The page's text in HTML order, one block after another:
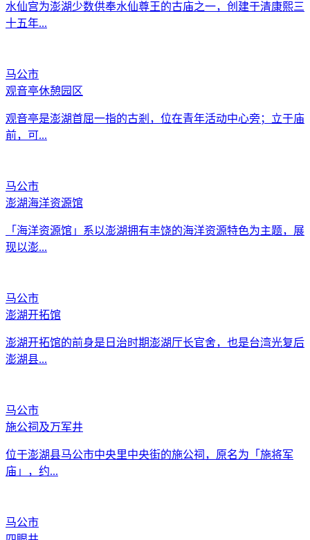
水仙宫为澎湖少数供奉水仙尊王的古庙之一，创建于清康熙三
十五年...
马公市
观音亭休憩园区
观音亭是澎湖首屈一指的古剎，位在青年活动中心旁；立于庙
前，可...
马公市
澎湖海洋资源馆
「海洋资源馆」系以澎湖拥有丰饶的海洋资源特色为主题，展
现以澎...
马公市
澎湖开拓馆
澎湖开拓馆的前身是日治时期澎湖厅长官舍，也是台湾光复后
澎湖县...
马公市
施公祠及万军井
位于澎湖县马公市中央里中央街的施公祠，原名为「施将军
庙」，约...
马公市